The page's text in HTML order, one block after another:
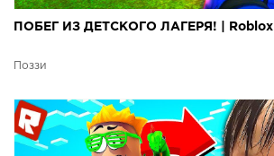
ПОБЕГ ИЗ ДЕТСКОГО ЛАГЕРЯ! | Roblox
Поззи